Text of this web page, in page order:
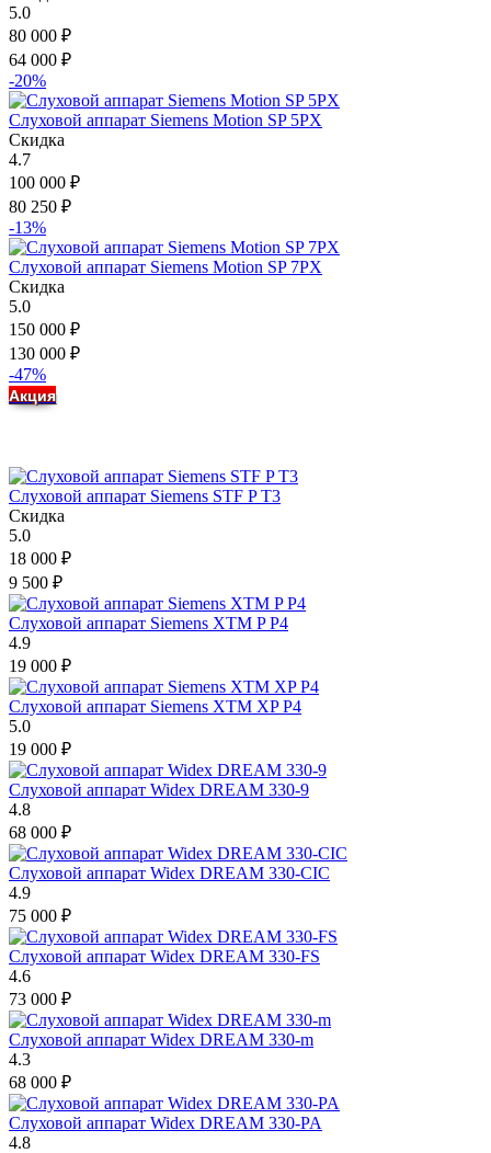
5.0
80 000 ₽
64 000 ₽
-20%
Слуховой аппарат Siemens Motion SP 5PX
Скидка
4.7
100 000 ₽
80 250 ₽
-13%
Слуховой аппарат Siemens Motion SP 7PX
Скидка
5.0
150 000 ₽
130 000 ₽
-47%
Акция
Слуховой аппарат Siemens STF P T3
Скидка
5.0
18 000 ₽
9 500 ₽
Слуховой аппарат Siemens XTM P P4
4.9
19 000 ₽
Слуховой аппарат Siemens XTM XP P4
5.0
19 000 ₽
Слуховой аппарат Widex DREAM 330-9
4.8
68 000 ₽
Слуховой аппарат Widex DREAM 330-CIC
4.9
75 000 ₽
Слуховой аппарат Widex DREAM 330-FS
4.6
73 000 ₽
Слуховой аппарат Widex DREAM 330-m
4.3
68 000 ₽
Слуховой аппарат Widex DREAM 330-PA
4.8